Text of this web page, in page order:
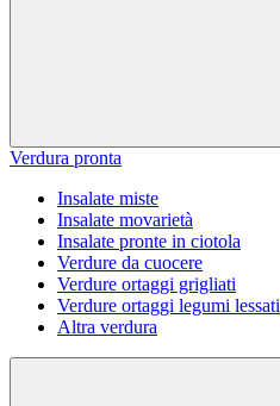
Verdura pronta
Insalate miste
Insalate movarietà
Insalate pronte in ciotola
Verdure da cuocere
Verdure ortaggi grigliati
Verdure ortaggi legumi lessati
Altra verdura